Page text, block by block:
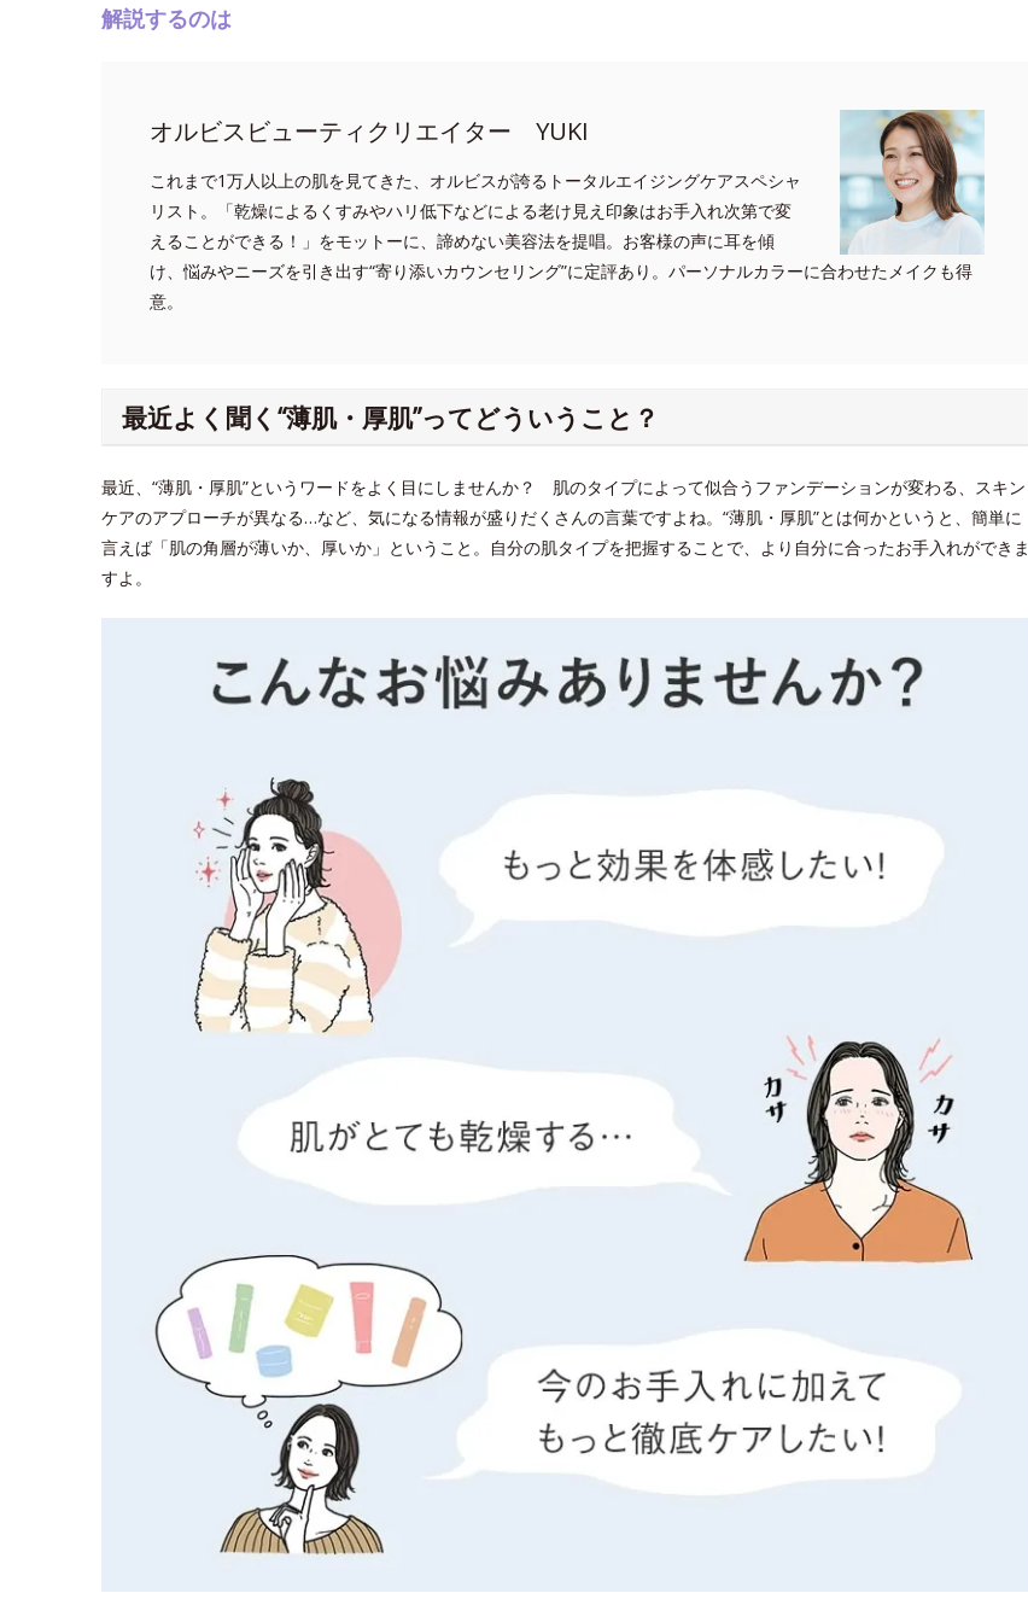
解説するのは
オルビスビューティクリエイター YUKI
これまで1万人以上の肌を見てきた、オルビスが誇るトータルエイジングケアスペシャ
リスト。「乾燥によるくすみやハリ低下などによる老け見え印象はお手入れ次第で変
えることができる！」をモットーに、諦めない美容法を提唱。お客様の声に耳を傾
け、悩みやニーズを引き出す“寄り添いカウンセリング”に定評あり。パーソナルカラーに合わせたメイクも得
意。
最近よく聞く“薄肌・厚肌”ってどういうこと？
最近、“薄肌・厚肌”というワードをよく目にしませんか？ 肌のタイプによって似合うファンデーションが変わる、スキン
ケアのアプローチが異なる…など、気になる情報が盛りだくさんの言葉ですよね。“薄肌・厚肌”とは何かというと、簡単に
言えば「肌の角層が薄いか、厚いか」ということ。自分の肌タイプを把握することで、より自分に合ったお手入れができま
すよ。